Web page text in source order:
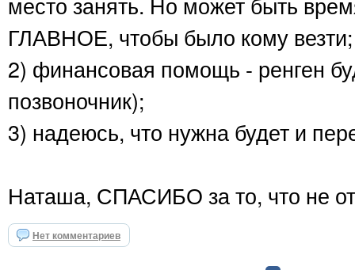
ГЛАВНОЕ, чтобы было кому везти;
2) финансовая помощь - ренген
позвоночник);
3) надеюсь, что нужна будет и
Наташа, СПАСИБО за то, что не
Нет комментариев